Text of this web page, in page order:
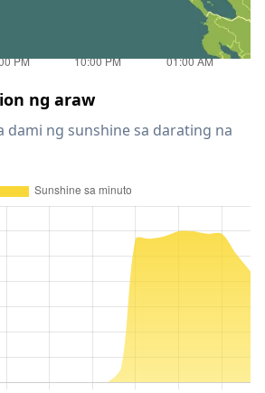
ng araw
dami ng sunshine sa darating na